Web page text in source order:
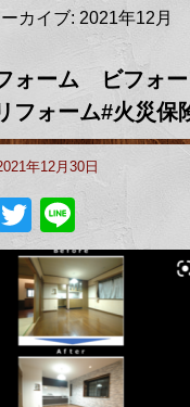
カイブ: 2021年12月
ォーム ビフォ
フォーム#火災保
年12月30日
Twitter
Line